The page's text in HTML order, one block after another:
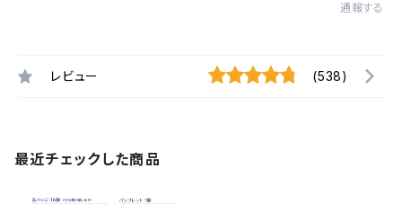
通報する
レビュー (538)
最近チェックした商品